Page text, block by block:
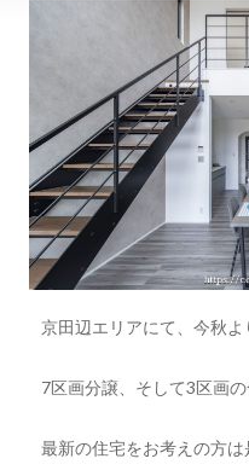
京田辺エリアにて、今秋
7区画分譲、そして3区画
最新の住宅をお考えの方